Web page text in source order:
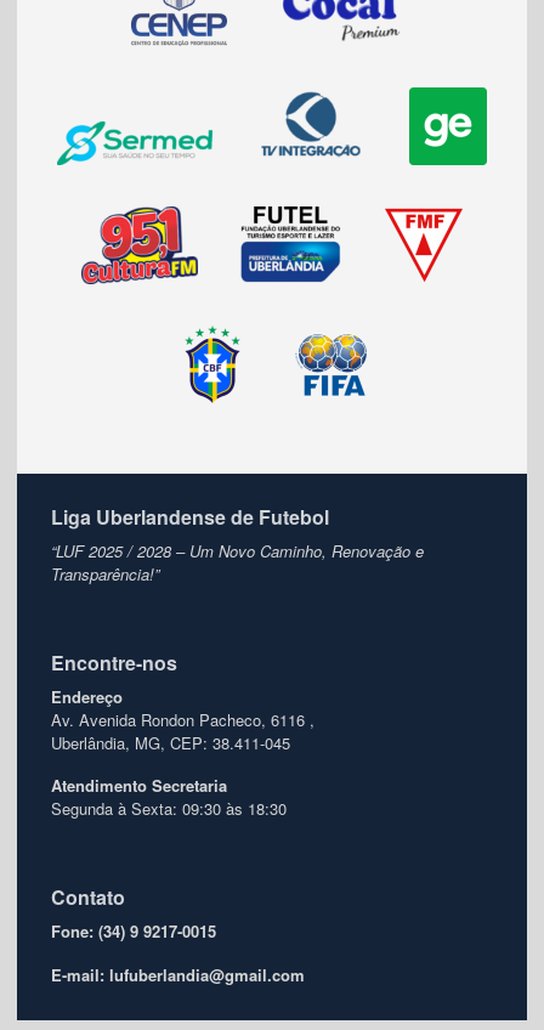
Liga Uberlandense de Futebol
“LUF 2025 / 2028 – Um Novo Caminho, Renovação e
Transparência!”
Encontre-nos
Endereço
Av. Avenida Rondon Pacheco, 6116 ,
Uberlândia, MG, CEP: 38.411-045
Atendimento Secretaria
Segunda à Sexta: 09:30 às 18:30
Contato
Fone: (34) 9 9217-0015
E-mail: lufuberlandia@gmail.com